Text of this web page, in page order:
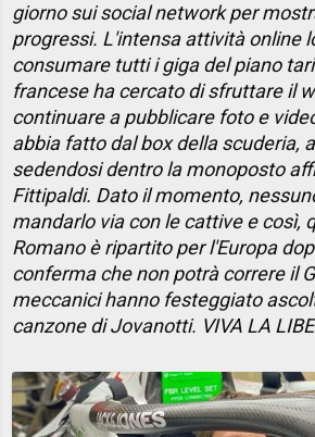
giorno sui social network per
progressi. L'intensa attività online
consumare tutti i giga del piano
francese ha cercato di sfruttare il
continuare a pubblicare foto e
abbia fatto dal box della scuderia,
sedendosi dentro la monoposto
Fittipaldi. Dato il momento,
mandarlo via con le cattive e così,
Romano è ripartito per l'Europa
conferma che non potrà correre il
meccanici hanno festeggiato
canzone di Jovanotti. VIVA LA